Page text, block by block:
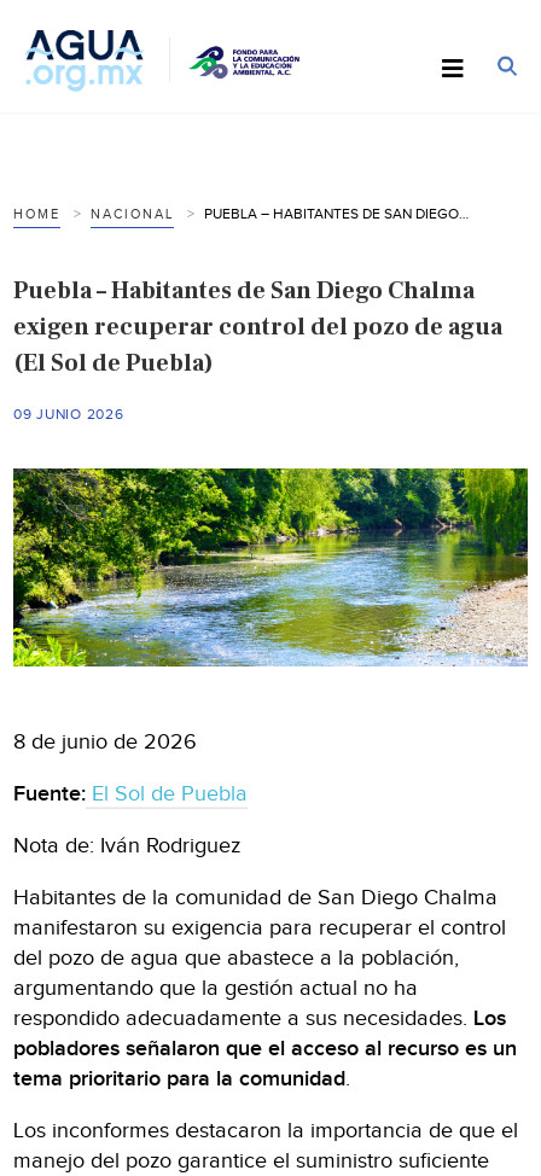
HOME NACIONAL
Puebla – Habitantes de San Diego Chalma
exigen recuperar control del pozo de agua
(El Sol de Puebla)
09 JUNIO 2026
8 de junio de 2026
Fuente: El Sol de Puebla
Nota de: Iván Rodriguez
Habitantes de la comunidad de San Diego Chalma
manifestaron su exigencia para recuperar el control
del pozo de agua que abastece a la población,
argumentando que la gestión actual no ha
respondido adecuadamente a sus necesidades. Los
pobladores señalaron que el acceso al recurso es un
tema prioritario para la comunidad.
Los inconformes destacaron la importancia de que el
manejo del pozo garantice el suministro suficiente